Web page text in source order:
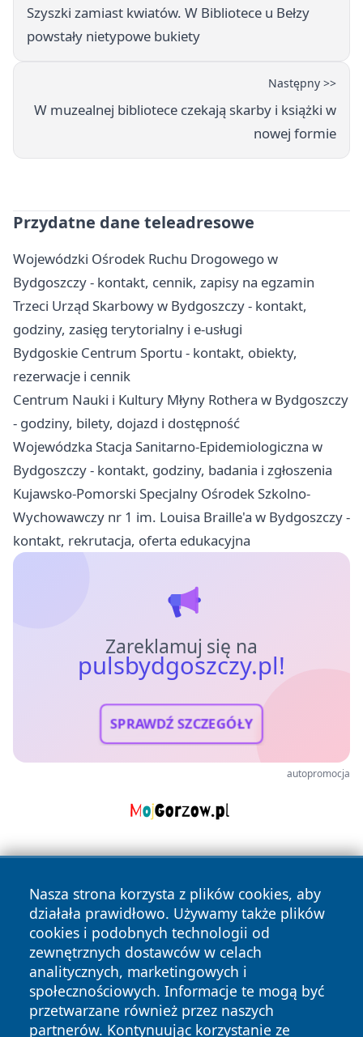
Szyszki zamiast kwiatów. W Bibliotece u Bełzy
powstały nietypowe bukiety
Następny >>
W muzealnej bibliotece czekają skarby i książki w
nowej formie
Przydatne dane teleadresowe
Wojewódzki Ośrodek Ruchu Drogowego w
Bydgoszczy - kontakt, cennik, zapisy na egzamin
Trzeci Urząd Skarbowy w Bydgoszczy - kontakt,
godziny, zasięg terytorialny i e-usługi
Bydgoskie Centrum Sportu - kontakt, obiekty,
rezerwacje i cennik
Centrum Nauki i Kultury Młyny Rothera w Bydgoszczy
- godziny, bilety, dojazd i dostępność
Wojewódzka Stacja Sanitarno-Epidemiologiczna w
Bydgoszczy - kontakt, godziny, badania i zgłoszenia
Kujawsko-Pomorski Specjalny Ośrodek Szkolno-
Wychowawczy nr 1 im. Louisa Braille'a w Bydgoszczy -
kontakt, rekrutacja, oferta edukacyjna
Zareklamuj się na
pulsbydgoszczy.pl!
SPRAWDŹ SZCZEGÓŁY
autopromocja
Nasza strona korzysta z plików cookies, aby
działała prawidłowo. Używamy także plików
cookies i podobnych technologii od
zewnętrznych dostawców w celach
analitycznych, marketingowych i
społecznościowych. Informacje te mogą być
przetwarzane również przez naszych
partnerów. Kontynuując korzystanie ze
Copyright © 2026 pulsbydgoszczy.pl Wszystkie prawa
zastrzeżone.
Polityka Polityka